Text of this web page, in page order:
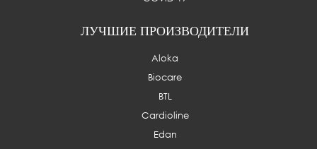
ЛУЧШИЕ ПРОИЗВОДИТЕЛИ
Aloka
Biocare
BTL
Cardioline
Edan